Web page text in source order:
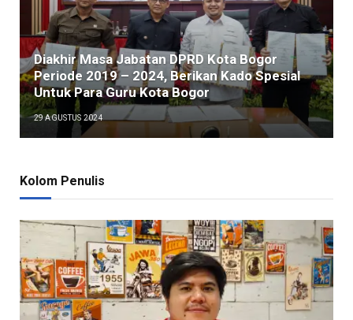
Diakhir Masa Jabatan DPRD Kota Bogor
Periode 2019 – 2024, Berikan Kado Spesial
Untuk Para Guru Kota Bogor
29 AGUSTUS 2024
Kolom Penulis